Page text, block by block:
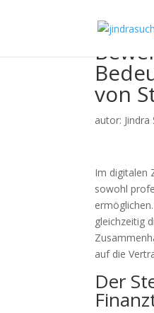
von
autor: Jindra
Im digitalen
sowohl
gleichzeitig
auf die
Der